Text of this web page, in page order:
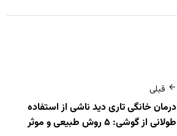
قبلی
درمان خانگی تاری دید ناشی از استفاده
طولانی از گوشی: ۵ روش طبیعی و موثر